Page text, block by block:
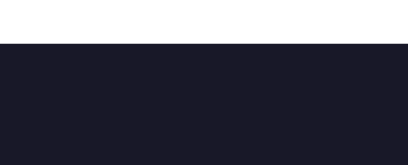
tellus a odio tincidunt auctor a